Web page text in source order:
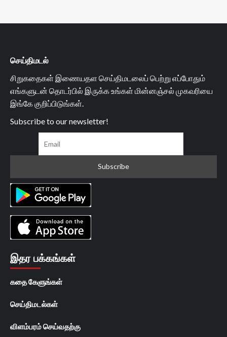
செய்திமடல்
சிறுகதைகள் இணையதள செய்திமடலைப் பெற்று எப்போதும்
எங்களுடன் தொடர்பில் இருக்க உங்கள் மின்னஞ்சல் முகவரியை
இங்கே குறிப்பிடுங்கள்.
Subscribe to our newsletter!
இதர பக்கங்கள்
கதை கேளுங்கள்
செய்திமடல்கள்
விளம்பரம் செய்வதற்கு